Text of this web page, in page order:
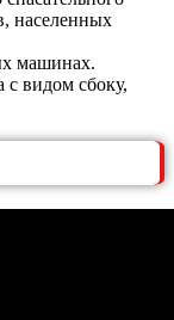
населенных
машинах.
видом сбоку,